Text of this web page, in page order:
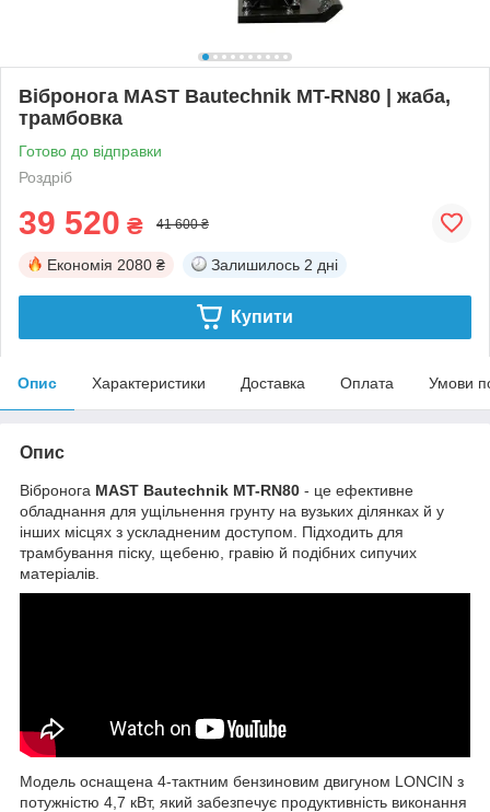
Вібронога MAST Bautechnik MT-RN80 | жаба,
трамбовка
Готово до відправки
Роздріб
39 520 ₴ 41 600 ₴
Економія 2080 ₴ Залишилось 2 дні
Купити
Опис Характеристики Доставка Оплата Умови
Опис
Вібронога MAST Bautechnik MT-RN80 - це ефективне
обладнання для ущільнення грунту на вузьких ділянках й у
інших місцях з ускладненим доступом. Підходить для
трамбування піску, щебеню, гравію й подібних сипучих
матеріалів.
Модель оснащена 4-тактним бензиновим двигуном LONCIN з
потужністю 4,7 кВт, який забезпечує продуктивність виконання